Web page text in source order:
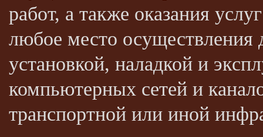
работ, а также оказания
любое место осуществления
установкой, наладкой и
компьютерных сетей и
транспортной или иной